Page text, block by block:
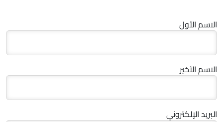
الاسم الأول
الاسم الأخير
البريد الإلكتروني